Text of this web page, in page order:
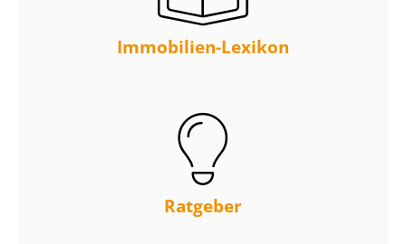
Immobilien-Lexikon
Ratgeber